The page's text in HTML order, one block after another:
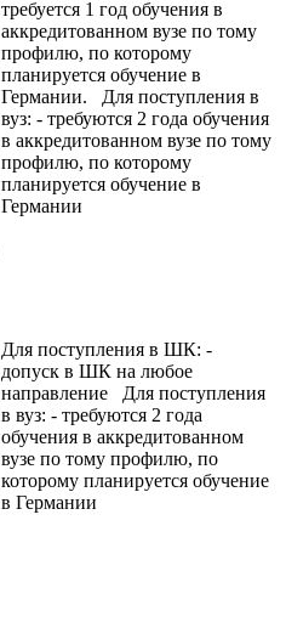
требуется 1 год обучения в
аккредитованном вузе по тому
профилю, по которому
планируется обучение в
Германии. Для поступления в
вуз: - требуются 2 года обучения
в аккредитованном вузе по тому
профилю, по которому
планируется обучение в
Германии
Для поступления в ШК: -
допуск в ШК на любое
направление Для поступления
в вуз: - требуются 2 года
обучения в аккредитованном
вузе по тому профилю, по
которому планируется обучение
в Германии